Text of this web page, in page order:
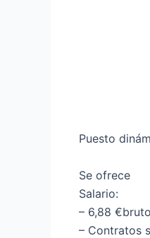
Puesto
Se ofrece
Salario:
– 6,88
– Contratos